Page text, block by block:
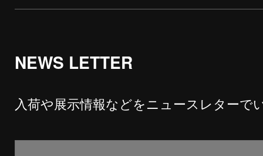
NEWS LETTER
入荷や展示情報などをニュースレターで